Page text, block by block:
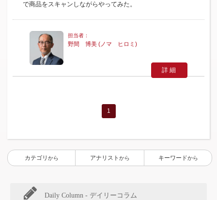
で商品をスキャンしながらやってみた。
野間 博美 (ノマ ヒロミ)
詳細
1
カテゴリ から アナリスト から キーワードから
Daily Column - デイリーコラム